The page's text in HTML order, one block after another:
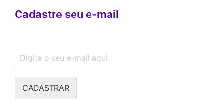
Cadastre seu e-mail
CADASTRAR